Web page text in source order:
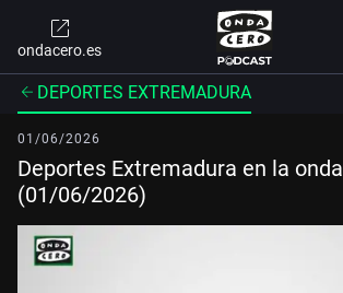
ondacero.es
DEPORTES EXTREMADURA
01/06/2026
Deportes Extremadura en la onda
(01/06/2026)